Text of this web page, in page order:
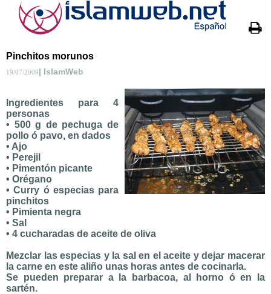
Pinchitos morunos
19/07/2009| IslamWeb
Ingredientes para 4
personas
• 500 g de pechuga de
pollo ó pavo, en dados
• Ajo
• Perejil
• Pimentón picante
• Orégano
• Curry ó especias para
pinchitos
• Pimienta negra
• Sal
• 4 cucharadas de aceite de oliva
Mezclar las especias y la sal en el aceite y dejar macerar
la carne en este aliño unas horas antes de cocinarla.
Se pueden preparar a la barbacoa, al horno ó en la
sartén.